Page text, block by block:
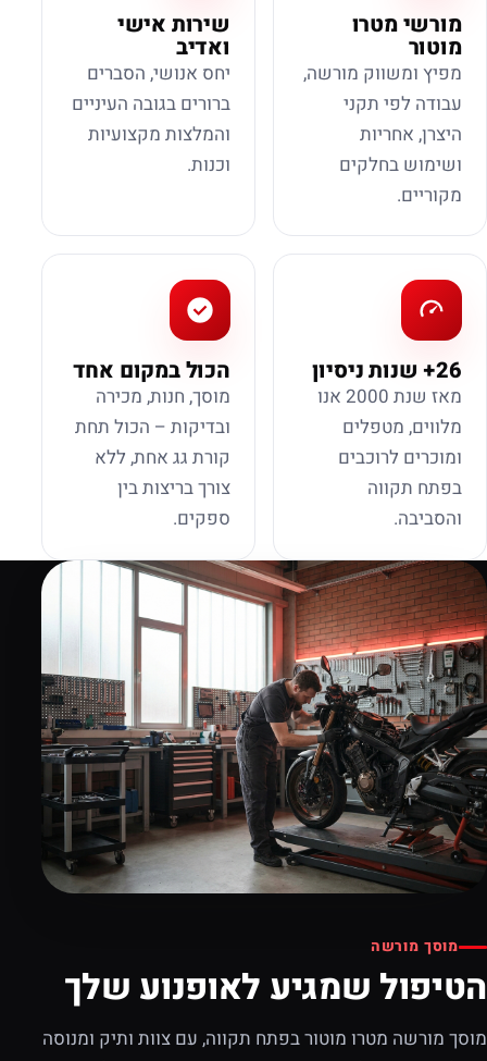
מורשי מטרו
מוטור
מפיץ ומשווק מורשה,
עבודה לפי תקני
היצרן, אחריות
ושימוש בחלקים
מקוריים.
שירות אישי
ואדיב
יחס אנושי, הסברים
ברורים בגובה העיניים
והמלצות מקצועיות
וכנות.
26+ שנות ניסיון
מאז שנת 2000 אנו
מלווים, מטפלים
ומוכרים לרוכבים
בפתח תקווה
והסביבה.
הכול במקום אחד
מוסך, חנות, מכירה
ובדיקות – הכול תחת
קורת גג אחת, ללא
צורך בריצות בין
ספקים.
מוסך מורשה
הטיפול שמגיע לאופנוע שלך
מוסך מורשה מטרו מוטור בפתח תקווה, עם צוות ותיק ומנוסה